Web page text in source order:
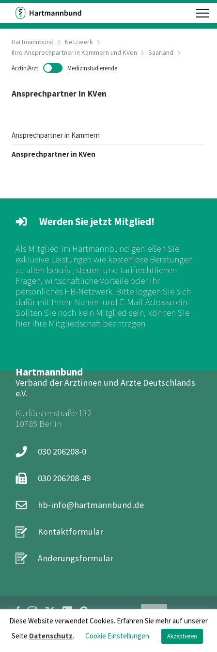
Hartmannbund
Netzwerk
Ihre Ansprechpartner in Kammern und KVen
Saarland
Ärztin/Arzt Medizinstudierende
Ansprechpartner in KVen
Ansprechpartner in Kammern
Ansprechpartner in KVen
Hartmannbund
Verband der Ärztinnen und Ärzte Deutschlands
e.V.
Kurfürstenstraße 132
10785 Berlin
030 206208-0
030 206208-49
hb-info@hartmannbund.de
Kontaktformular
Änderungsformular
Werden Sie jetzt Mitglied!
Als Mitglied im Hartmannbund genießen Sie
exklusive Leistungen wie kostenlose Beratungen
zu allen berufs-, steuer- und tarifrechtlichen
Fragen, wirtschaftliche Vorteile oder Ihr
persönliches HB-Netzwerk. Bitte loggen Sie sich
dafür mit Ihrem Namen und E-Mail-Adresse ein.
Sollten Sie noch kein Mitglied sein, können Sie
hier Ihre Mitgliedschaft beantragen.
Login
FAQs Impressum / Datenschutz
Diese Website verwendet Cookies. Erfahren Sie mehr auf unserer
Seite Datenschutz. Cookie Einstellungen Akzeptieren